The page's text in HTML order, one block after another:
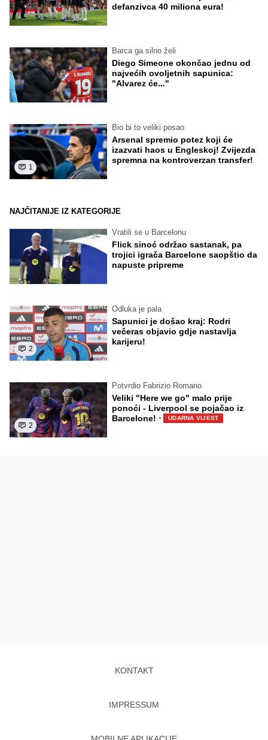
defanzivca 40 miliona eura!
Barca ga silno želi
Diego Simeone okončao jednu od
najvećih ovoljetnih sapunica:
"Alvarez će..."
1
Bio bi to veliki posao
Arsenal spremio potez koji će
izazvati haos u Engleskoj! Zvijezda
spremna na kontroverzan transfer!
NAJČITANIJE IZ KATEGORIJE
Vratili se u Barcelonu
Flick sinoć održao sastanak, pa
trojici igrača Barcelone saopštio da
napuste pripreme
2
Odluka je pala
Sapunici je došao kraj: Rodri
večeras objavio gdje nastavlja
karijeru!
2
Potvrdio Fabrizio Romano
Veliki "Here we go" malo prije
ponoći - Liverpool se pojačao iz
Barcelone! · UDARNA VIJEST
KONTAKT
IMPRESSUM